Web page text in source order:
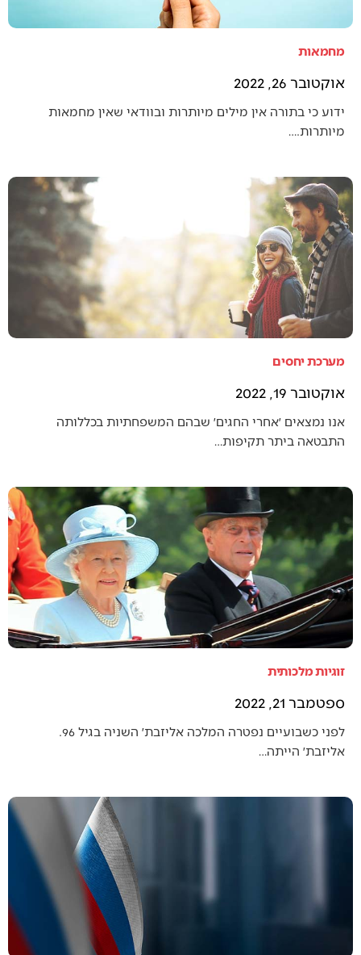
מחמאות
אוקטובר 26, 2022
ידוע כי בתורה אין מילים מיותרות ובוודאי שאין מחמאות
מיותרות.…
מערכת יחסים
אוקטובר 19, 2022
אנו נמצאים ׳אחרי החגים׳ שבהם המשפחתיות בכללותה
התבטאה ביתר תקיפות…
זוגיות מלכותית
ספטמבר 21, 2022
אליזבת׳ הייתה…